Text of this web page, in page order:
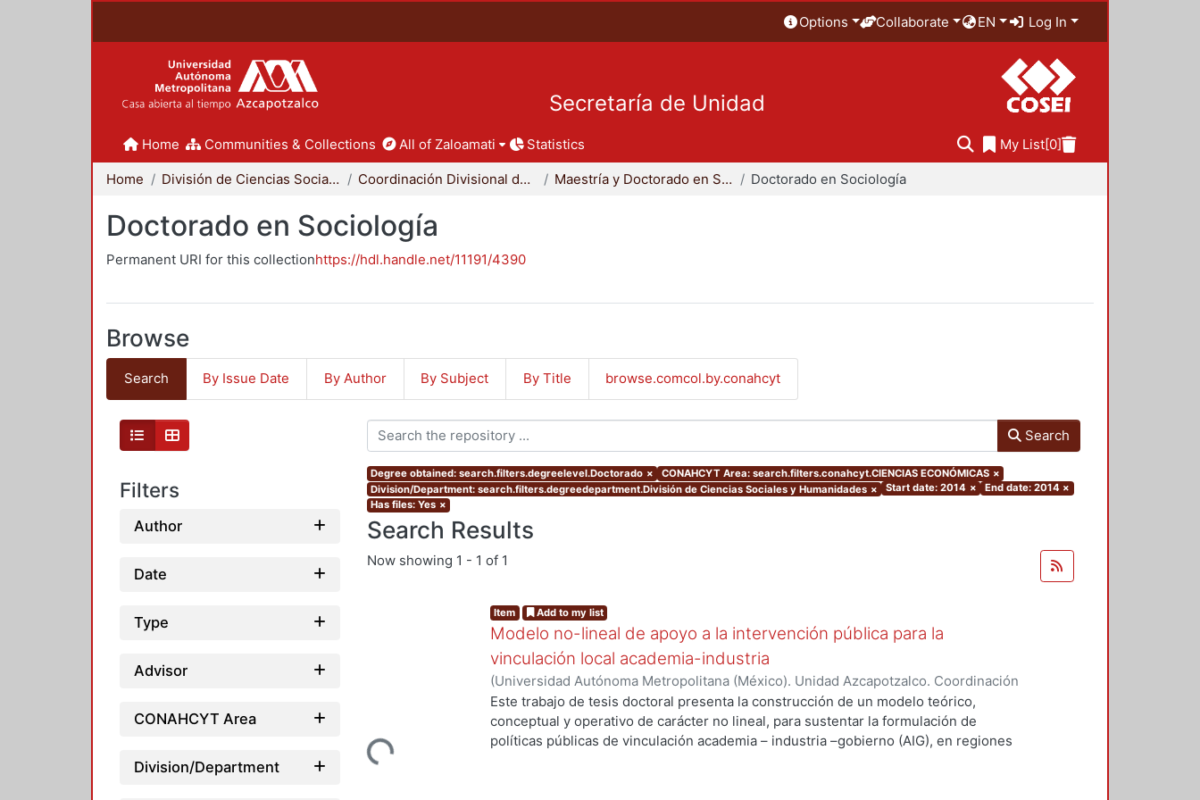
Options Collaborate EN Log In
Secretaría de Unidad
Home Communities & Collections All of Zaloamati Statistics My List[0]
Home División de Ciencias Sociales y Humanidades Coordinación Divisional de Posgrado Maestría y Doctorado en Sociología Doctorado en Sociología
Doctorado en Sociología
Permanent URI for this collectionhttps://hdl.handle.net/11191/4390
Browse
Search By Issue Date By Author By Subject By Title browse.comcol.by.conahcyt
Filters
Author
Date
Type
Advisor
CONAHCYT Area
Division/Department
Search
Degree obtained: search.filters.degreelevel.Doctorado × CONAHCYT Area: search.filters.conahcyt.CIENCIAS ECONÓMICAS ×
Division/Department: search.filters.degreedepartment.División de Ciencias Sociales y Humanidades × Start date: 2014 × End date: 2014 ×
Has files: Yes ×
Search Results
Now showing 1 - 1 of 1
Loading...
Item Add to my list
Modelo no-lineal de apoyo a la intervención pública para la
vinculación local academia-industria
(Universidad Autónoma Metropolitana (México). Unidad Azcapotzalco. Coordinación
de Servicios de Información., 2014-03-24)ALMANZA - MARQUEZ, SILVIA IRENE
Este trabajo de tesis doctoral presenta la construcción de un modelo teórico,
conceptual y operativo de carácter no lineal, para sustentar la formulación de
políticas públicas de vinculación academia – industria –gobierno (AIG), en regiones